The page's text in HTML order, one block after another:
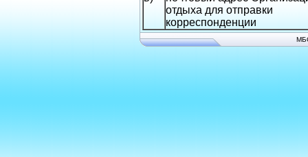
отдыха для отправки
корреспонденции